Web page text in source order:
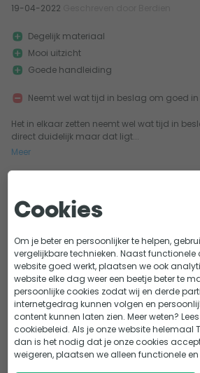
19-04-2022
Het in elkaar zetten neemt wel wat tijd in
direct duidelijk maar dat ligt...
Meer
Degelijk materiaal
Mooi uitzicht
Goede handleiding
Neemt wel wat tijd in beslag om goed in
Fijne trampo!
05-10-2021Geschreven door Tineke
Snel geleverd! Kids zijn al mooi aan het
Springt goed
Makkelijk installeerbaar
Cookies
Om je beter en persoonlijker te helpen,
vergelijkbare technieken. Naast
website goed werkt, plaatsen we ook
website elke dag weer een beetje beter te
persoonlijke cookies zodat wij en derde
internetgedrag kunnen volgen en
content kunnen laten zien. Meer weten?
cookiebeleid. Als je onze website helemaal
dan is het nodig dat je onze cookies
weigeren, plaatsen we alleen functionele